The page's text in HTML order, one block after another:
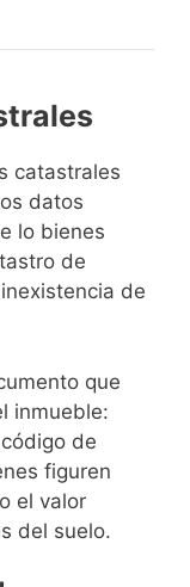
catastrales
datos
lo bienes
de
de
que
inmueble:
de
figuren
el valor
del suelo.